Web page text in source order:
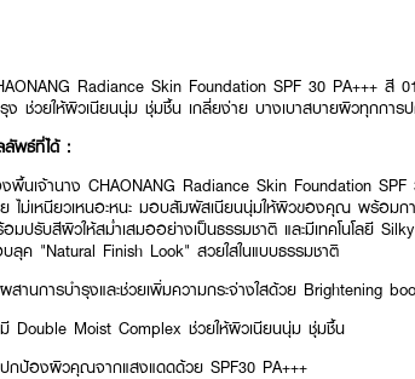
Radiance Skin Foundation SPF 30 PA+++
ง ช่วยให้ผิวเนียนนุ่ม ชุ่มชื้น เกลี่ยง่าย บางเบาสบายผิวทุกการ
พธ์ที่ได้ :
พื้นเจ้านาง CHAONANG Radiance Skin Foundation
ไม่เหนียวเหนอะหนะ มอบสัมผัสเนียนนุ่มให้ผิวของคุณ พร้อม
มปรับสีผิวให้สม่ำเสมออย่างเป็นธรรมชาติ และมีเทคโนโลยี
ลุค "Natural Finish Look" สวยใสในแบบธรรมชาติ
สานการบำรุงและช่วยเพิ่มความกระจ่างใสด้วย Brightening
Double Moist Complex ช่วยให้ผิวเนียนนุ่ม ชุ่มชื้น
กป้องผิวคุณจากแสงแดดด้วย SPF30 PA+++